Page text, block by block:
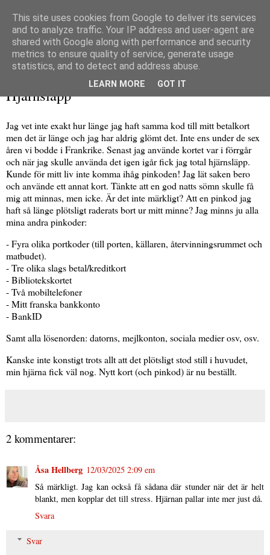
Hjärnsläpp
Jag vet inte exakt hur länge jag haft samma kod till mitt betalkort
men det är länge och jag har aldrig glömt det. Inte ens under de sex
åren vi bodde i Frankrike. Senast jag använde kortet var i förrgår
och när jag skulle använda det igen igår fick jag total hjärnsläpp.
Kunde för mitt liv inte komma ihåg pinkoden! Jag lät saken bero
och använde ett annat kort. Tänkte att en god natts sömn skulle få
mig att minnas, men icke. Är det inte märkligt? Att en pinkod jag
haft så länge plötsligt raderats bort ur mitt minne? Jag minns ju alla
mina andra pinkoder:
- Fyra olika portkoder (till porten, källaren, återvinningsrummet och
matbudet).
- Tre olika slags betal/kreditkort
- Bibliotekskortet
- Två mobiltelefoner
- Mitt franska bankkonto
- BankID
Samt alla lösenorden: datorns, mejlkonton, sociala medier osv, osv.
Kanske inte konstigt trots allt att det plötsligt stod still i huvudet,
min hjärna fick väl nog. Nytt kort (och pinkod) är nu beställt.
2 kommentarer:
Åsa Hellberg 12/03/2025 2:09 em
Så märkligt. Jag kan också få sådana där stunder när det är helt
blankt, men kopplar det till stress. Hjärnan pallar inte mer just då.
Svara
Svar
This site uses cookies from Google to deliver its services
and to analyze traffic. Your IP address and user-agent are
shared with Google along with performance and security
metrics to ensure quality of service, generate usage
statistics, and to detect and address abuse.
LEARN MORE GOT IT